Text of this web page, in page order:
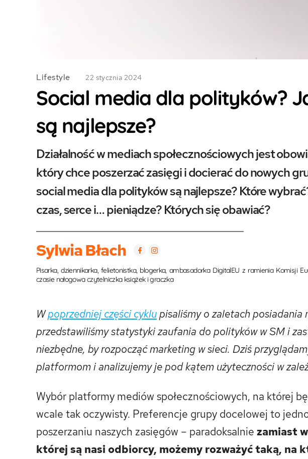
Lifestyle 22 stycznia 2024
Social media dla polityków?
są najlepsze?
Działalność w mediach społecznościowych jest
który chce poszerzać zasięgi i docierać do nowych
social media dla polityków są najlepsze? Które
czas, serce i… pieniądze? Których się obawiać?
Sylwia Błach
Pisarka, dziennikarka, felietonistka, blogerka, ambasadorka DigitalEU z ramienia Komisji
czasie nałogowa czytelniczka książek i graczka
Wpoprzedniej części cyklupisaliśmy o zaletach posiadania
przedstawiliśmy statystyki zaufania do polityków w SM i
niezbędne, by rozpocząć marketing w sieci. Dziś
platformom i analizujemy je pod kątem użyteczności w
Wybór platformy mediów społecznościowych, na której
wcale tak oczywisty. Preferencje grupy docelowej to
poszerzaniu naszych zasięgów – paradoksalnie zamiast
której są nasi odbiorcy, możemy rozważyć taką, na